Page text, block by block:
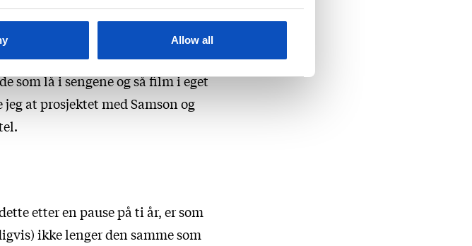
Allow all
ganger senere, for det var
og morsomme
satt rundt om på
som lå i sengene og så film i eget
at prosjektet med Samson og
etter en pause på ti år, er som
ikke lenger den samme som